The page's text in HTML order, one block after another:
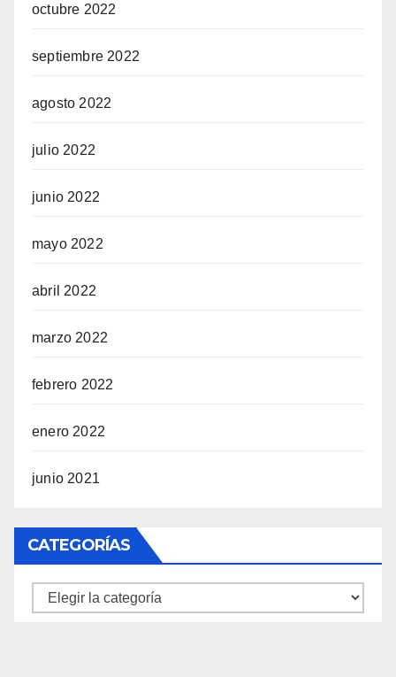
octubre 2022
septiembre 2022
agosto 2022
julio 2022
junio 2022
mayo 2022
abril 2022
marzo 2022
febrero 2022
enero 2022
junio 2021
CATEGORÍAS
Categorías